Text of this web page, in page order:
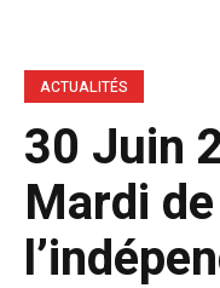
ACTUALITÉS
30 Juin
Mardi de